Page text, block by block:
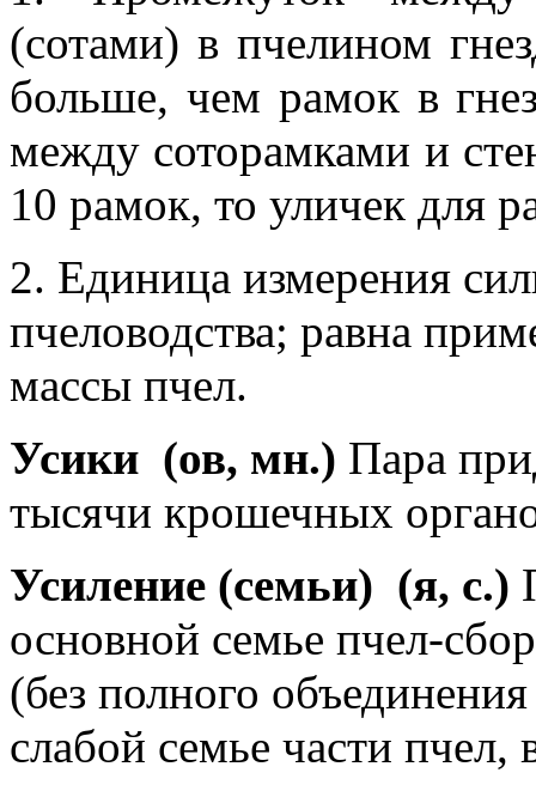
(сотами) в пчелином
больше, чем рамок в
между соторамками и
10 рамок, то уличек для
2. Единица измерения
пчеловодства; равна
массы пчел.
Усики (ов, мн.) Пара
тысячи крошечных
Усиление (семьи) (я, с.)
основной семье пчел-
(без полного
слабой семье части